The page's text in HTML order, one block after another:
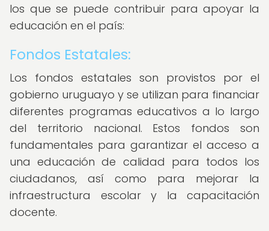
los que se puede contribuir para apoyar la
educación en el país:
Fondos Estatales:
Los fondos estatales son provistos por el
gobierno uruguayo y se utilizan para financiar
diferentes programas educativos a lo largo
del territorio nacional. Estos fondos son
fundamentales para garantizar el acceso a
una educación de calidad para todos los
ciudadanos, así como para mejorar la
infraestructura escolar y la capacitación
docente.